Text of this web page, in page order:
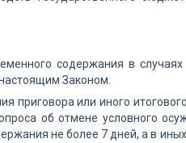
содержания в случаях
Законом.
приговора или иного
об отмене условного
не более 7 дней, а в